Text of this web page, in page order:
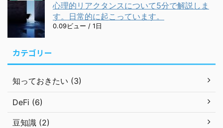
心理的リアクタンスについて5分で解説しま
す。日常的に起こっています。
0.09ビュー / 1日
カテゴリー
知っておきたい (3)
DeFi (6)
豆知識 (2)